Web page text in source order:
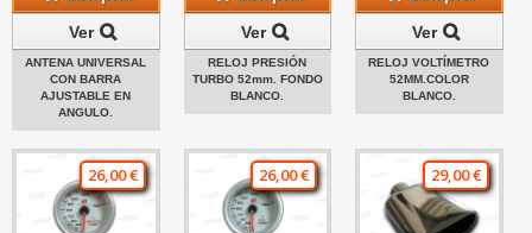
Ver
ANTENA UNIVERSAL
CON BARRA
AJUSTABLE EN
ANGULO.
Ver
RELOJ PRESIÓN
TURBO 52mm. FONDO
BLANCO.
Ver
RELOJ VOLTÍMETRO
52MM.COLOR
BLANCO.
26,00 € 26,00 € 29,00 €